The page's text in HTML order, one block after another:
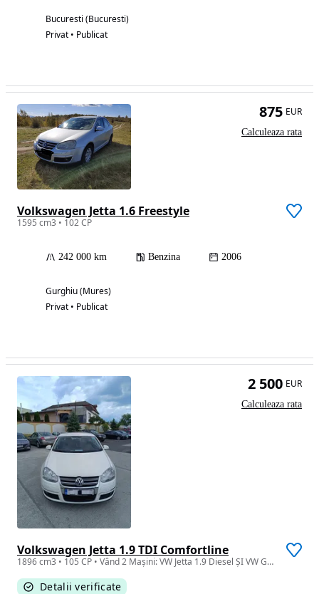
Bucuresti (Bucuresti)
Privat • Publicat
Volkswagen Jetta 1.6 Freestyle
1595 cm3 • 102 CP
242 000 km Benzina 2006
Gurghiu (Mures)
Privat • Publicat
875 EUR
Calculeaza rata
Volkswagen Jetta 1.9 TDI Comfortline
1896 cm3 • 105 CP • Vând 2 Mașini: VW Jetta 1.9 Diesel ȘI VW Golf 5 Break 1.6 benzină+GPL
Detalii verificate
2 500 EUR
Calculeaza rata